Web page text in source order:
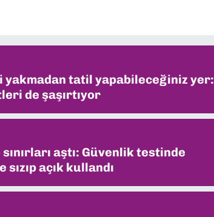
yakmadan tatil yapabileceğiniz yer:
de şaşırtıyor
aştı: Güvenlik testinde
açık kullandı